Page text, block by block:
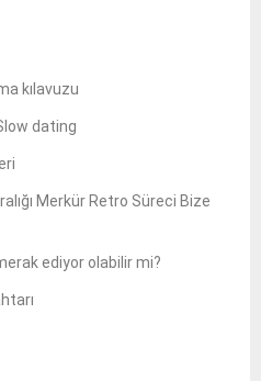
kılavuzu
dating
Merkür Retro Süreci Bize
ediyor olabilir mi?